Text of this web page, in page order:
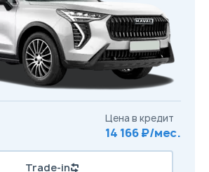
по 20:00, без выходных
улица, 2, к5
Перезвоните мне
Цена в кредит
14 166 ₽/мес.
Trade-in